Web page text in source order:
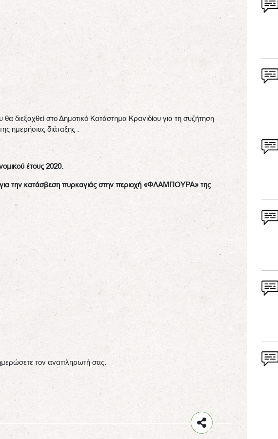
διεξαχθεί στο Δημοτικό Κατάστημα Κρανιδίου για τη συζήτηση
ημερήσιας διάταξης :
έτους 2020.
την κατάσβεση πυρκαγιάς στην περιοχή «ΦΛΑΜΠΟΥΡΑ» της
τον αναπληρωτή σας.